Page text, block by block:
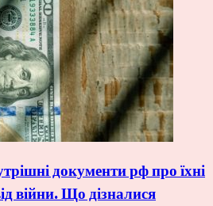
документи рф про їхні
війни. Що дізналися